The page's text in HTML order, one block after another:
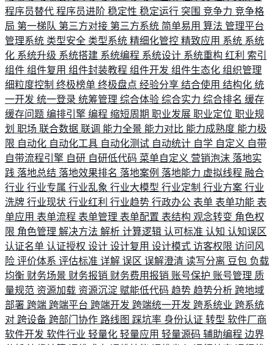
程序员替代 程序员进阶 稳定性 稳定运行 突围 竞争力 竞争格
局 第一梯队 第三方对接 第三方系统 简单易用 算法 管理平台
管理系统 类型安全 类型系统 精细化管控 精致应用 系统 系统
化 系统升级 系统搭建 系统编程 系统设计 系统重构 红利 索引
组件 组件复用 组件封装教程 组件开发 组件生态化 组织管理
细粒度控制 终极榜单 终极盘点 经验分享 结合使用 结构化 统
一开发 统一登录 统筹管理 综合体验 综合实力 综合排名 缓存
缓存问题 编排引擎 编程 缩短周期 职业发展 职业定位 职业规
划 职场 联合数据 联调 能力全景 能力对比 能力成熟度 能力极
限 自动化 自动化工具 自动化测试 自动统计 自学 自定义 自带
自带流程引擎 自研 自研低代码 菜单自定义 营销泡沫 落地实
践 落地总结 落地效果排名 落地案例 落地能力 虚拟线程 融合
行业 行业专属 行业乱象 行业大模型 行业定制 行业方案 行业
洗牌 行业现状 行业红利 行业趋势 行政办公 表单 表单功能 表
单应用 表单流程 表单管理 表单配置 表结构 观念转变 角色权
限 角色管理 解决方法 解析 计算逻辑 认可标准 认知 认知误区
认证名单 认证授权 设计 设计复用 设计模式 访客权限 访问风
险 评价体系 评估标准 详解 误区 误解澄清 读写分离 豆包 负载
均衡 财务场景 财务报销 财务费用报销 账号保护 账号管理 质
量规范 资源加载 资源沉淀 赋能低代码 趋势 趋势分析 跨地域
部署 跨端 跨端平台 跨端开发 跨端统一开发 跨系统业 跨系统
对 跨设备 跨部门协作 路线图 踩坑率 身份认证 转型 软件厂商
软件开发 软件行业 轻量化 轻量应用 轻量源码 辅助编程 边界